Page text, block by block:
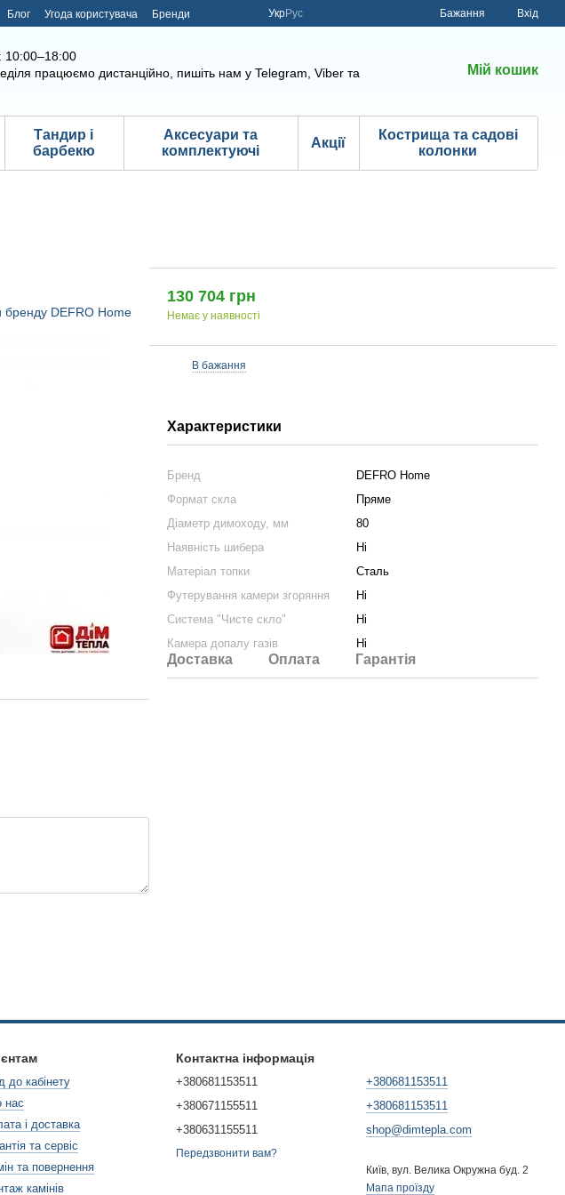
Блог Угода користувача Бренди УкрРус Бажання Вхід
10:00–18:00
працюємо дистанційно, пишіть нам у Telegram, Viber та
Мій кошик
Тандир і
барбекю
Аксесуари та
комплектуючі
Акції
Кострища та садові
колонки
130 704 грн
Немає у наявності
В бажання
Характеристики
Бренд
DEFRO Home
Формат скла
Пряме
Діаметр димоходу, мм
80
Наявність шибера
Ні
Матеріал топки
Сталь
Футерування камери згоряння
Ні
Система "Чисте cкло"
Ні
Камера допалу газів
Ні
Доставка Оплата Гарантія
до кабінету
нас
і доставка
та сервіс
та повернення
камінів
Контактна інформація
+380681153511
+380671155511
+380631155511
Передзвонити вам?
+380681153511
+380681153511
shop@dimtepla.com
Київ, вул. Велика Окружна буд. 2
Мапа проїзду